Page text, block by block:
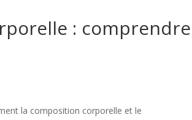
: comprendre
la composition corporelle et le